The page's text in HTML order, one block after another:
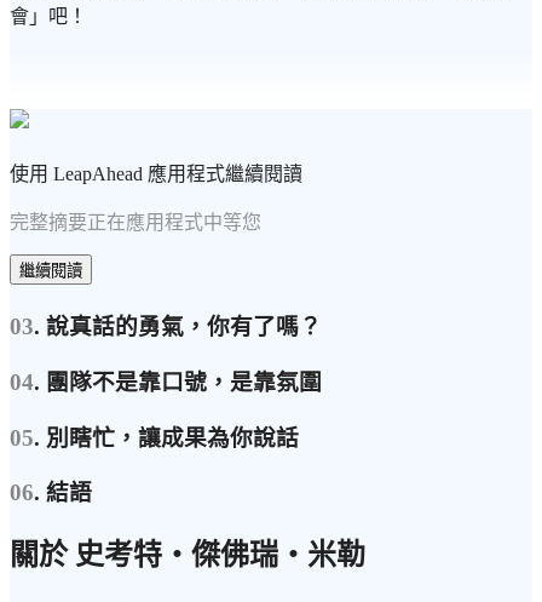
會」吧！
使用 LeapAhead 應用程式繼續閱讀
完整摘要正在應用程式中等您
繼續閱讀
03. 說真話的勇氣，你有了嗎？
04. 團隊不是靠口號，是靠氛圍
05. 別瞎忙，讓成果為你說話
06. 結語
關於 史考特・傑佛瑞・米勒